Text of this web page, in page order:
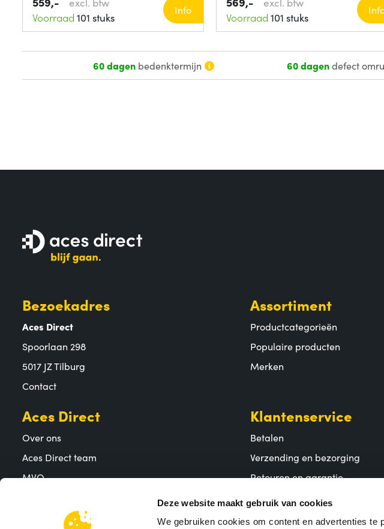
Deze website maakt gebruik van cookies
We gebruiken cookies om content en advertenties te
Voorraad 101 stuks
Info
Voorraad 101 stuks
60 dagenbedenktermijn 60 dagendefect
Bezoekadres
Aces Direct
Spoorlaan 298
5017 JZ Tilburg
Contact
Assortiment
Productcategorieën
Populaire producten
Merken
Aces Direct
Over ons
Aces Direct team
MVO
Klantenservice
Betalen
Verzending en bezorging
Retouren en garantie
Veelgestelde vragen